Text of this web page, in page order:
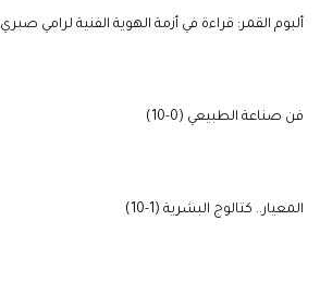
ألبوم القمر: قراءة في أزمة الهوية الفنية لرامي صبري
فن صناعة الطبيعي (0-10)
المعيار.. كتالوج البشرية (1-10)